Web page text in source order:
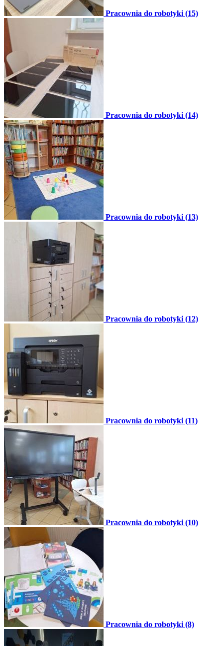
Pracownia do robotyki (15)
Pracownia do robotyki (14)
Pracownia do robotyki (13)
Pracownia do robotyki (12)
Pracownia do robotyki (11)
Pracownia do robotyki (10)
Pracownia do robotyki (8)